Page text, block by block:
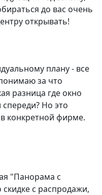
до вас очень
открывать!
плану - все
за что
разница где окно
Но это
конкретной фирме.
"Панорама с
с распродажи,